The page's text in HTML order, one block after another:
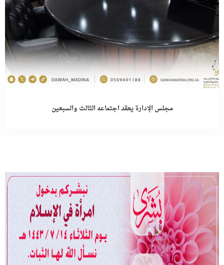
مجلس الإدارة يعقد اجتماعه الثالث والسبعين